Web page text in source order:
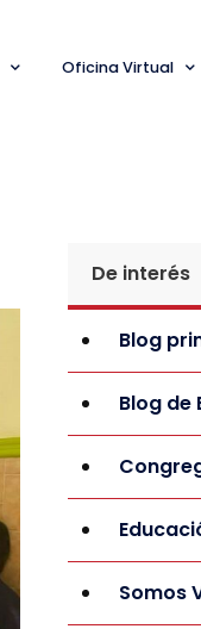
Oficina Virtual
De interés
Blog
Blog de
Somos